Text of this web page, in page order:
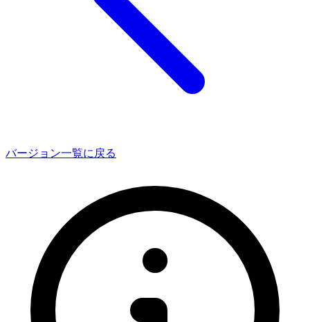
バージョン一覧に戻る